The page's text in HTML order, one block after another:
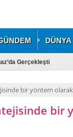
DÜNYA
Gerçekleşti
bir yöntem
bir